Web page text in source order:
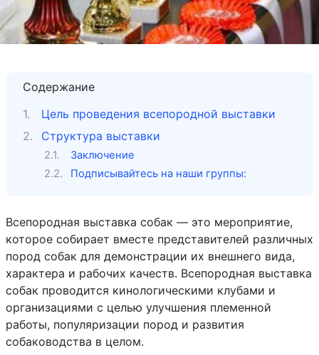
Содержание
Цель проведения всепородной выставки
Структура выставки
Заключение
Подписывайтесь на наши группы:
Всепородная выставка собак — это мероприятие,
которое собирает вместе представителей различных
пород собак для демонстрации их внешнего вида,
характера и рабочих качеств. Всепородная выставка
собак проводится кинологическими клубами и
организациями с целью улучшения племенной
работы, популяризации пород и развития
собаководства в целом.